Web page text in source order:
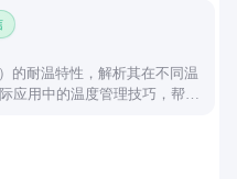
的耐温特性，解析其在不同温
应用中的温度管理技巧，帮助